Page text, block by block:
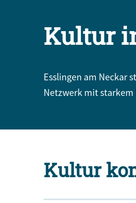
Kultur
Esslingen am Neckar
Netzwerk mit
Kultur